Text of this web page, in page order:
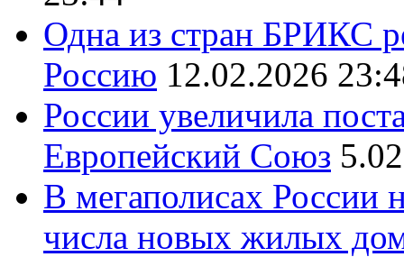
Одна из стран БРИКС
Россию 12.02.2026
России увеличила
Европейский Союз
В мегаполисах России
числа новых жилых